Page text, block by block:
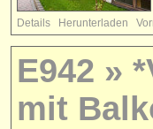
Details Herunterladen
E942 »
mit